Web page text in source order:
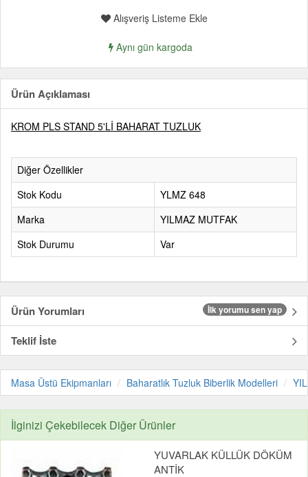
Alışveriş Listeme Ekle
Aynı gün kargoda
Ürün Açıklaması
KROM PLS STAND 5'Lİ BAHARAT TUZLUK
Diğer Özellikler
Stok Kodu
YLMZ 648
Marka
YILMAZ MUTFAK
Stok Durumu
Var
Ürün Yorumları İlk yorumu sen yap
Teklif İste
Masa Üstü Ekipmanları Baharatlık Tuzluk Biberlik Modelleri
İlginizi Çekebilecek Diğer Ürünler
YUVARLAK KÜLLÜK DÖKÜM
ANTİK